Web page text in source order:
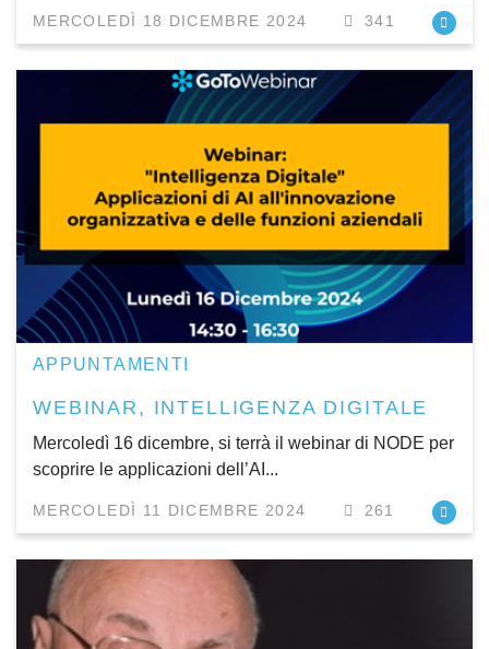
MERCOLEDÌ 18 DICEMBRE 2024 341
APPUNTAMENTI
WEBINAR, INTELLIGENZA DIGITALE
Mercoledì 16 dicembre, si terrà il webinar di NODE per
scoprire le applicazioni dell’AI...
MERCOLEDÌ 11 DICEMBRE 2024 261